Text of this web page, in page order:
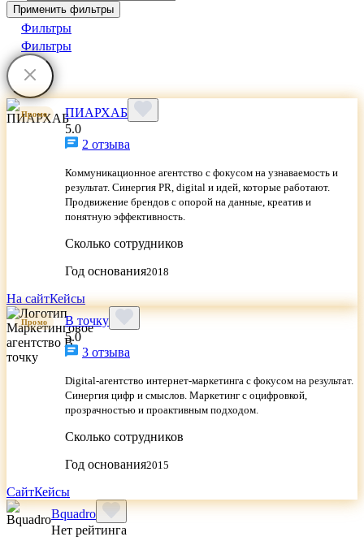
Применить фильтры
Фильтры
Фильтры
Промо
ПИАРХАБ
5.0
2 отзыва
Коммуникационное агентство с фокусом на узнаваемость и
результат. Синергия PR, digital и идей, которые работают.
Продвижение брендов с опорой на данные, креатив и
понятную эффективность.
Сколько сотрудников
Год основания2018
На сайтКейсы
Промо
В точку
5.0
3 отзыва
Digital-агентство интернет-маркетинга с фокусом на результат.
Синергия цифр и смыслов. Маркетинг с оцифровкой,
прозрачностью и проактивным подходом.
Сколько сотрудников
Год основания2015
СайтКейсы
Bquadro
Нет рейтинга